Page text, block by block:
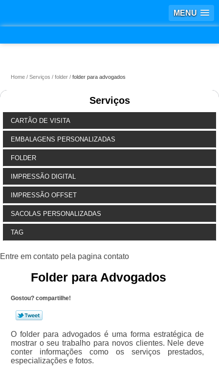
MENU
Home Serviços folder folder para advogados
Serviços
CARTÃO DE VISITA
EMBALAGENS PERSONALIZADAS
FOLDER
IMPRESSÃO DIGITAL
IMPRESSÃO OFFSET
SACOLAS PERSONALIZADAS
TAG
Folder para Advogados
Gostou? compartilhe!
O folder para advogados é uma forma estratégica de
mostrar o seu trabalho para novos clientes. Nele deve
conter informações como os serviços prestados,
especializações e fotos.